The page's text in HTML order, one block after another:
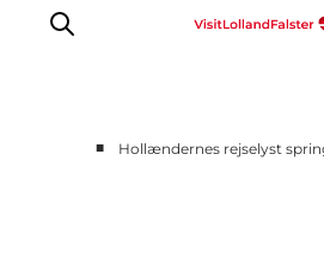
■ Hollændernes rejselyst